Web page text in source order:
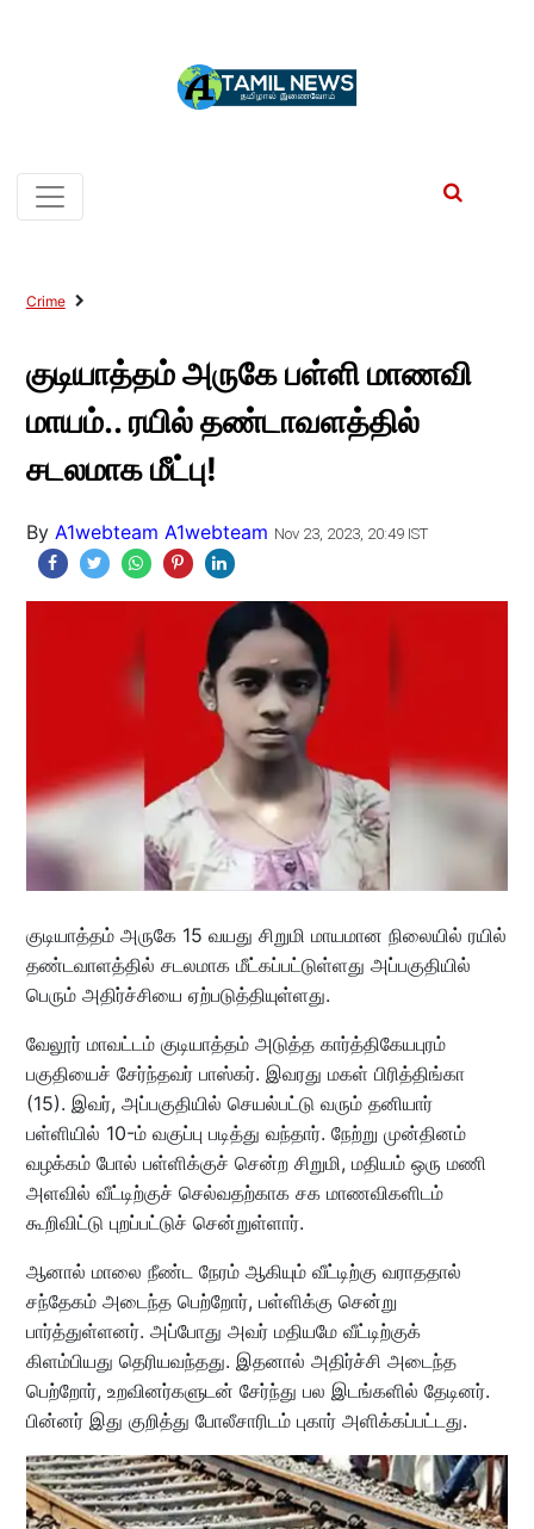
Crime
குடியாத்தம் அருகே பள்ளி மாணவி
மாயம்.. ரயில் தண்டாவளத்தில்
சடலமாக மீட்பு!
By A1webteam A1webteam Nov 23, 2023, 20:49 IST
குடியாத்தம் அருகே 15 வயது சிறுமி மாயமான நிலையில் ரயில்
தண்டவாளத்தில் சடலமாக மீட்கப்பட்டுள்ளது அப்பகுதியில்
பெரும் அதிர்ச்சியை ஏற்படுத்தியுள்ளது.
வேலூர் மாவட்டம் குடியாத்தம் அடுத்த கார்த்திகேயபுரம்
பகுதியைச் சேர்ந்தவர் பாஸ்கர். இவரது மகள் பிரித்திங்கா
(15). இவர், அப்பகுதியில் செயல்பட்டு வரும் தனியார்
பள்ளியில் 10-ம் வகுப்பு படித்து வந்தார். நேற்று முன்தினம்
வழக்கம் போல் பள்ளிக்குச் சென்ற சிறுமி, மதியம் ஒரு மணி
அளவில் வீட்டிற்குச் செல்வதற்காக சக மாணவிகளிடம்
கூறிவிட்டு புறப்பட்டுச் சென்றுள்ளார்.
ஆனால் மாலை நீண்ட நேரம் ஆகியும் வீட்டிற்கு வராததால்
சந்தேகம் அடைந்த பெற்றோர், பள்ளிக்கு சென்று
பார்த்துள்ளனர். அப்போது அவர் மதியமே வீட்டிற்குக்
கிளம்பியது தெரியவந்தது. இதனால் அதிர்ச்சி அடைந்த
பெற்றோர், உறவினர்களுடன் சேர்ந்து பல இடங்களில் தேடினர்.
பின்னர் இது குறித்து போலீசாரிடம் புகார் அளிக்கப்பட்டது.